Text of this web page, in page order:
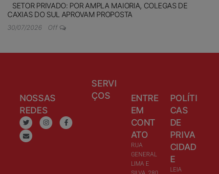
SETOR PRIVADO: POR AMPLA MAIORIA, COLEGAS DE
CAXIAS DO SUL APROVAM PROPOSTA
30/07/2026 Off
NOSSAS
REDES
SERVI
ÇOS
ENTRE
EM
CONT
ATO
RUA
GENERAL
LIMA E
POLÍTI
CAS
DE
PRIVA
CIDAD
E
LEIA